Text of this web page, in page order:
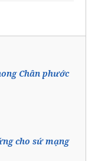
Chân phước
cho sứ mạng